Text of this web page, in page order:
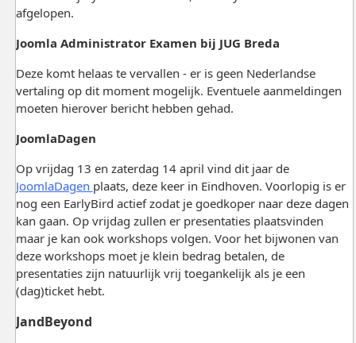
afgelopen.
Joomla Administrator Examen bij JUG Breda
Deze komt helaas te vervallen - er is geen Nederlandse
vertaling op dit moment mogelijk. Eventuele aanmeldingen
moeten hierover bericht hebben gehad.
JoomlaDagen
Op vrijdag 13 en zaterdag 14 april vind dit jaar de
JoomlaDagen plaats, deze keer in Eindhoven. Voorlopig is er
nog een EarlyBird actief zodat je goedkoper naar deze dagen
kan gaan. Op vrijdag zullen er presentaties plaatsvinden
maar je kan ook workshops volgen. Voor het bijwonen van
deze workshops moet je klein bedrag betalen, de
presentaties zijn natuurlijk vrij toegankelijk als je een
(dag)ticket hebt.
JandBeyond